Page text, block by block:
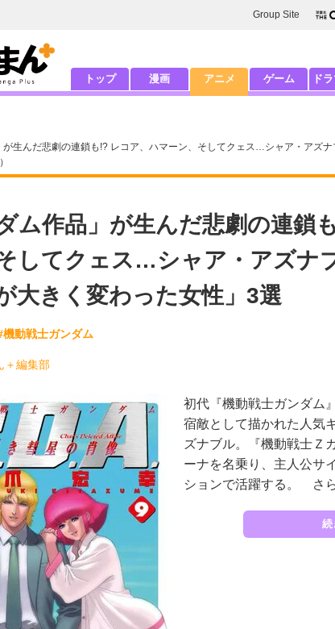
Group Site
トップ 漫画 アニメ ゲーム ド
が生んだ悲劇の連鎖も!? レコア、ハマーン、そしてクェス…シャア・アズ
ダム作品」が生んだ悲劇の連鎖
してクェス…シャア・アズナ
大きく変わった女性」3選
機動戦士ガンダム
＋編集部
初代『機動戦士ガンダム
宿敵として描かれた人気
ズナブル。『機動戦士Ｚ
ーナを名乗り、主人公サ
ションで活躍する。 さ
続